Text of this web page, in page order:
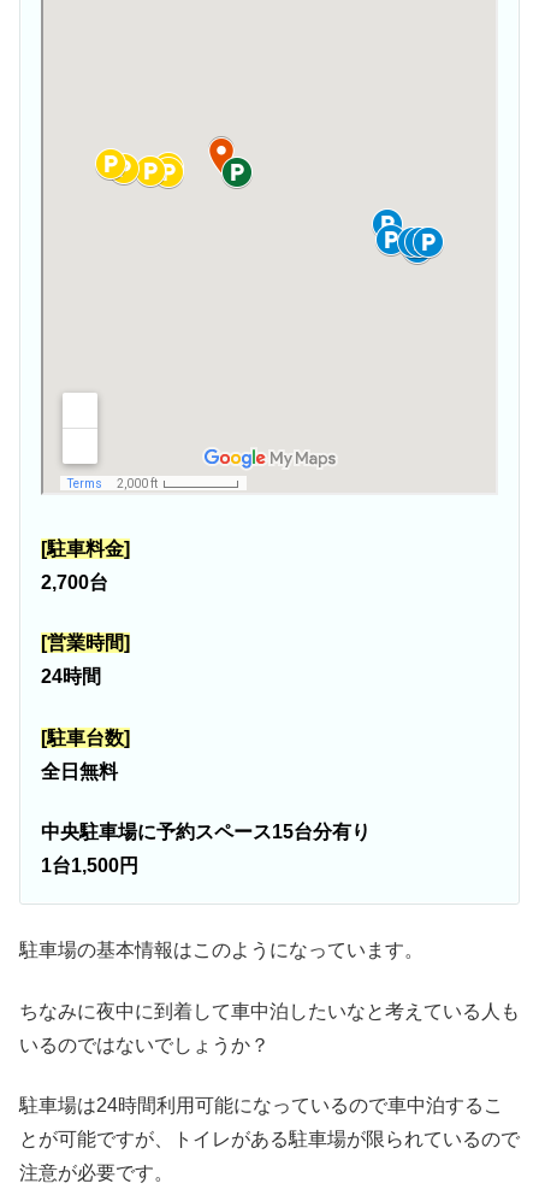
[駐車料金]
2,700台
[営業時間]
24時間
[駐車台数]
全日無料
中央駐車場に予約スペース15台分有り
1台1,500円
駐車場の基本情報はこのようになっています。
ちなみに夜中に到着して車中泊したいなと考えている人も
いるのではないでしょうか？
駐車場は24時間利用可能になっているので車中泊するこ
とが可能ですが、トイレがある駐車場が限られているので
注意が必要です。